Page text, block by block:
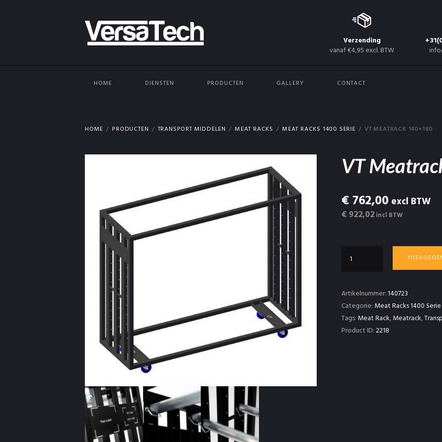
Verzending
vanaf €4,95 excl. BTW
HOME DIENSTEN PRODUCTEN GALLERY CONTACT
HOME PRODUCTEN TRANSPORT MIDDELEN MEAT RACKS MEAT RACKS 1400 SERIE VT MEATRACK 140×180
VT
€ 762,00 excl BTW
€ 922,02 incl BTW
Meatrack
aantal
Artikelnummer:140723
Categorie: Meat Racks 1400 Serie
Tags: Meat Rack,Meatrack,
Product ID:2218